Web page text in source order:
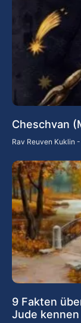
Rav Reuven Kuklin
9 Fakten
Jude